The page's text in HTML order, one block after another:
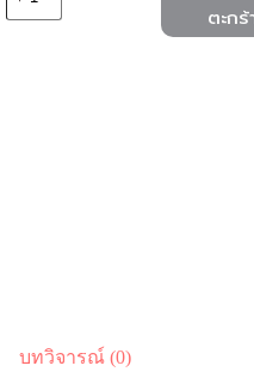
ตะกร้
บทวิจารณ์ (0)